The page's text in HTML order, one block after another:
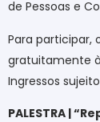
de Pessoas e
Para participar,
gratuitamente
Ingressos
PALESTRA |